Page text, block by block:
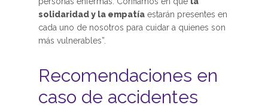
solidaridad y la empatía estarán presentes en
cada uno de nosotros para cuidar a quienes son
más vulnerables”.
Recomendaciones en
caso de accidentes